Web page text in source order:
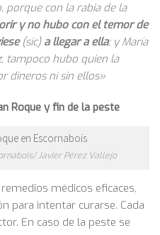
porque con la rabia de la
y no hubo con el temor de
(sic)a llegar a ella; y María
tampoco hubo quien la
dineros ni sin ellos»
Roque y fin de la peste
Javier Pérez Vallejo
médicos eficaces,
para intentar curarse. Cada
En caso de la peste se